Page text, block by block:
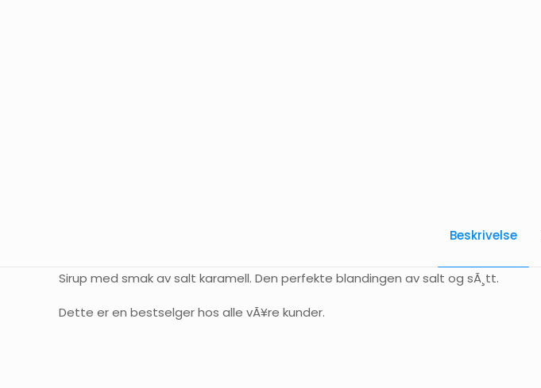
Beskrivelse
Sirup med smak av salt karamell. Den perfekte blandingen av salt og sÃ¸tt.
Dette er en bestselger hos alle vÃ¥re kunder.